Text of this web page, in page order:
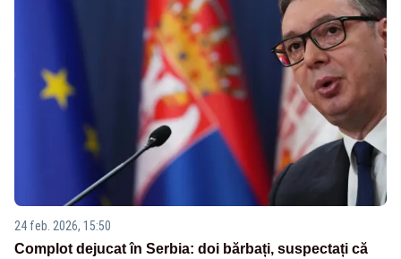
24 feb. 2026, 15:50
Complot dejucat în Serbia: doi bărbați, suspectați că